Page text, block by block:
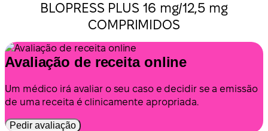
BLOPRESS PLUS 16 mg/12,5 mg
COMPRIMIDOS
Avaliação de receita online
Um médico irá avaliar o seu caso e decidir se a emissão
de uma receita é clinicamente apropriada.
Pedir avaliação